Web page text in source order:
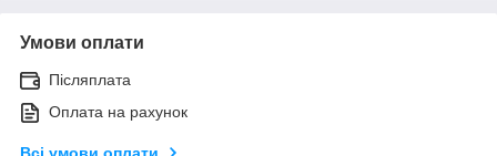
Умови оплати
Післяплата
Оплата на рахунок